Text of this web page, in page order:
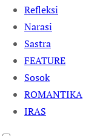
Refleksi
Narasi
Sastra
FEATURE
Sosok
ROMANTIKA
IRAS